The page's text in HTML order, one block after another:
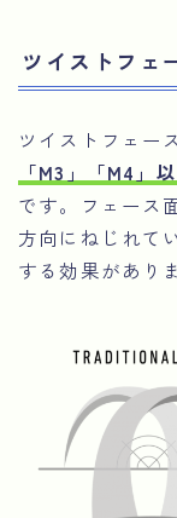
ツイストフェ
ツイストフェー
「M3」「M4」
です。フェース
方向にねじれて
する効果があり